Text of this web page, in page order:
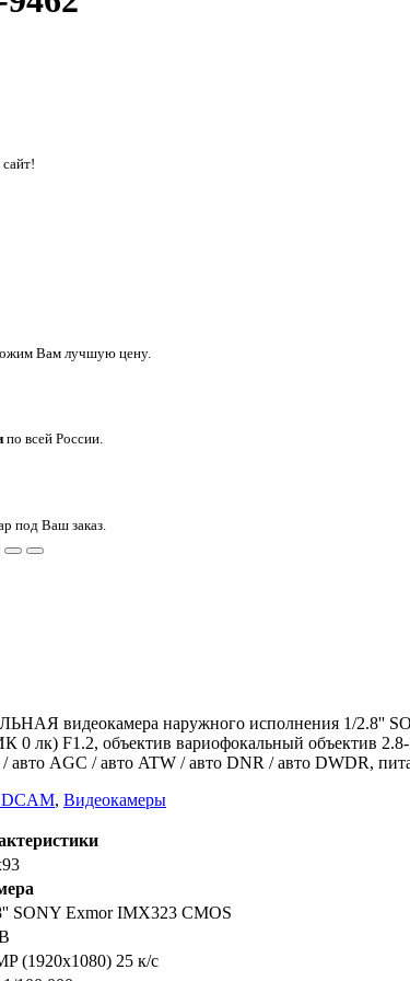
сайт!
Вам лучшую цену.
по всей России.
под Ваш заказ.
видеокамера наружного исполнения 1/2.8''
0 лк) F1.2, объектив вариофокальный объектив
авто AGC / авто ATW / авто DNR / авто DWDR,
, Видеокамеры
SONY Exmor IMX323 CMOS
(1920х1080) 25 к/с